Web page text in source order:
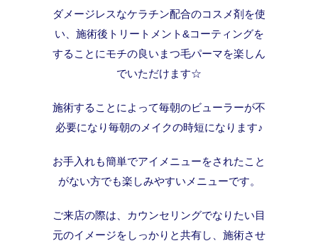
ダメージレスなケラチン配合のコスメ剤を使
い、施術後トリートメント&コーティングを
することにモチの良いまつ毛パーマを楽しん
でいただけます☆
施術することによって毎朝のビューラーが不
必要になり毎朝のメイクの時短になります♪
お手入れも簡単でアイメニューをされたこと
がない方でも楽しみやすいメニューです。
ご来店の際は、カウンセリングでなりたい目
元のイメージをしっかりと共有し、施術させ